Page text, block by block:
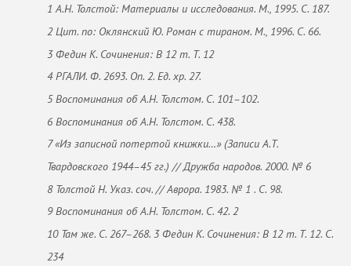
1 А.Н. Толстой: Материалы и исследования. М., 1995. С. 187.
2 Цит. по: Оклянский Ю. Роман с тираном. М., 1996. С. 66.
3 Федин К. Сочинения: В 12 т. Т. 12
4 РГАЛИ. Ф. 2693. Оп. 2. Ед. хр. 27.
5 Воспоминания об А.Н. Толстом. С. 101–102.
6 Воспоминания об А.Н. Толстом. С. 438.
7 «Из записной потертой книжки…» (Записи А.Т.
Твардовского 1944–45 гг.) // Дружба народов. 2000. № 6
8 Толстой Н. Указ. соч. // Аврора. 1983. № 1 . С. 98.
9 Воспоминания об А.Н. Толстом. С. 42. 2
10 Там же. С. 267–268. 3 Федин К. Сочинения: В 12 т. Т. 12. С.
234